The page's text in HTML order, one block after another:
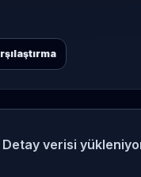
Detay verisi